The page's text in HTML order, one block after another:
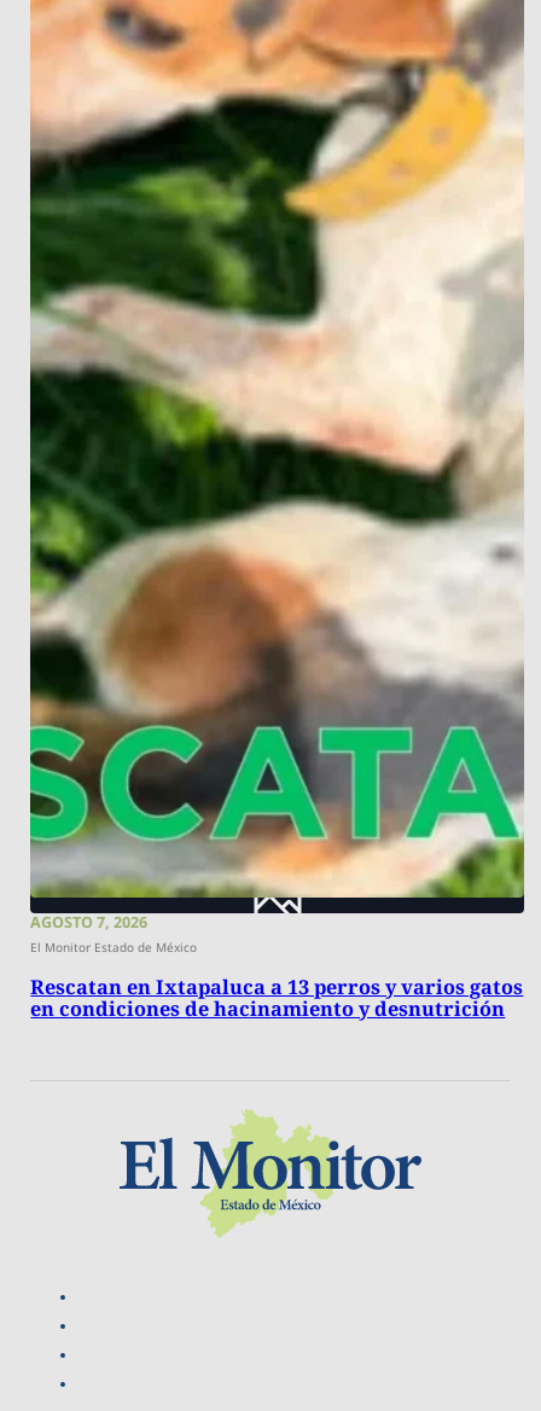
AGOSTO 7, 2026
El Monitor Estado de México
Rescatan en Ixtapaluca a 13 perros y varios gatos
en condiciones de hacinamiento y desnutrición